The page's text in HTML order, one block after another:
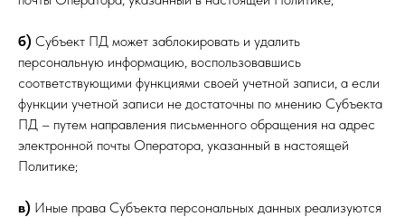
б) Субъект ПД может заблокировать и удалить
персональную информацию, воспользовавшись
соответствующими функциями своей учетной записи, а если
функции учетной записи не достаточны по мнению Субъекта
ПД – путем направления письменного обращения на адрес
электронной почты Оператора, указанный в настоящей
Политике;
в) Иные права Субъекта персональных данных реализуются